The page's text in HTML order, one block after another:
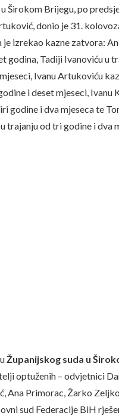
Širokom Brijegu, po
donio je 31.
je izrekao kazne zatvora:
godina, Tadiji Ivanoviću u
Ivanu Artukoviću
i deset mjeseci, Ivanu
godine i dva mjeseca te
trajanju od tri godine i dva
Županijskog suda u
optuženih – odvjetnici
Ana Primorac, Žarko
sud Federacije BiH